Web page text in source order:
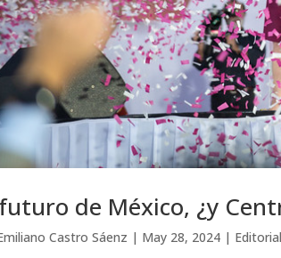
de México, ¿y
Castro Sáenz | May 28, 2024 |